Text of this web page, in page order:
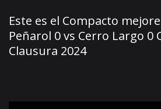
Este es el Compacto
Peñarol 0 vs Cerro Largo 0
Clausura 2024